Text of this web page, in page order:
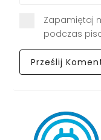
Zapamiętaj
podczas